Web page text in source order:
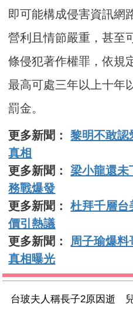
即可能構成侵害資訊網
營利且情節嚴重，甚至
條侵犯著作權罪，依規
最高可處三年以上十年
罰金。
更多新聞：黎明不敢認
真相
更多新聞：梁小龍還
務戰爆發
更多新聞：杜拜千層
價引熱議
更多新聞： 周子瑜爆
真相曝光
台玻夫人稱長子2原因逝